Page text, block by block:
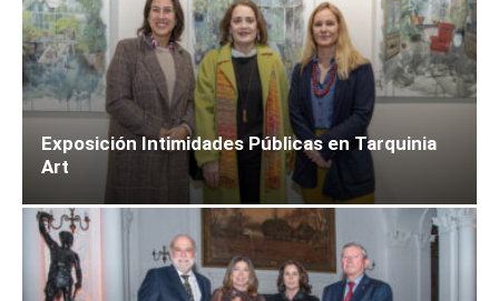
Exposición Intimidades Públicas en Tarquinia
Art